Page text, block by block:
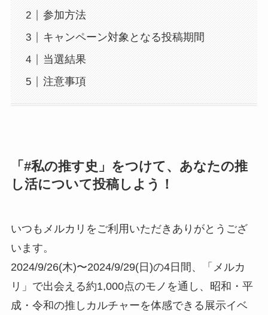
参加方法
キャンペーン対象となる投稿期間
当選結果
注意事項
「#私の推す史」をつけて、あなたの推
し活について投稿しよう！
いつもメルカリをご利用いただきありがとうござ
います。
2024/9/26(木)〜2024/9/29(日)の4日間、「メルカ
リ」で出会える約1,000点のモノを通し、昭和・平
成・令和の推しカルチャーを体感できる展示イベ